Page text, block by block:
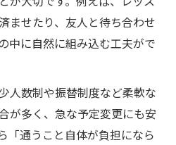
ませたり、友人と待ち合わせ
中に自然に組み込む工夫がで
人数制や振替制度など柔軟な
が多く、急な予定変更にも安
「通うこと自体が負担になら